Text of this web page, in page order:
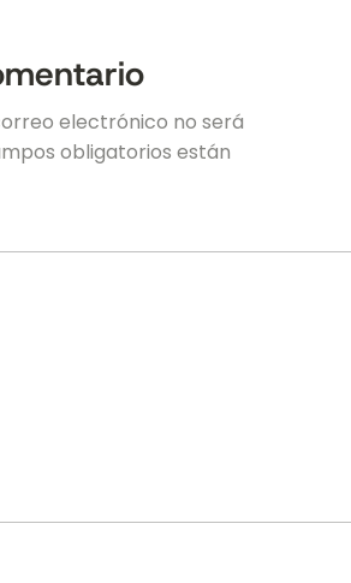
electrónico no será
obligatorios están